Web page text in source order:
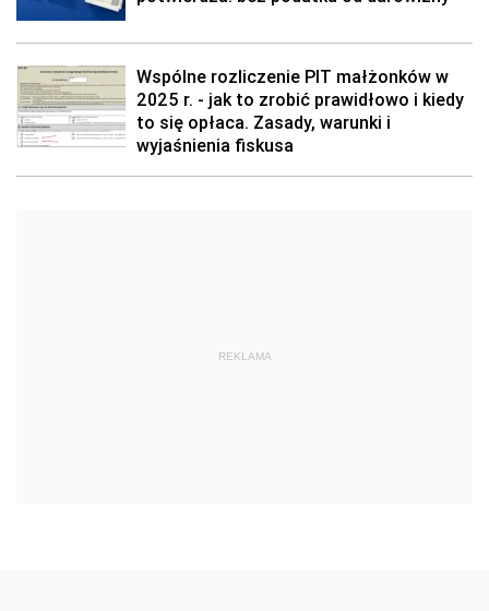
Wspólne rozliczenie PIT małżonków w
2025 r. - jak to zrobić prawidłowo i kiedy
to się opłaca. Zasady, warunki i
wyjaśnienia fiskusa
REKLAMA